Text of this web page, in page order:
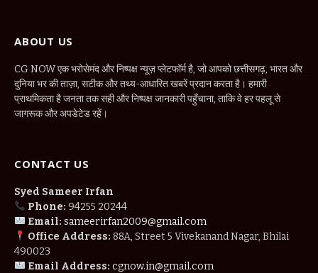
ABOUT US
CG NOW एक भरोसेमंद और निष्पक्ष न्यूज़ प्लेटफॉर्म है, जो आपको छत्तीसगढ़, भारत और
दुनिया भर की ताज़ा, सटीक और तथ्य-आधारित खबरें प्रदान करता है। हमारी
प्राथमिकता है जनता तक सही और निष्पक्ष जानकारी पहुँचाना, ताकि वे हर पहलू से
जागरूक और अपडेटेड रहें।
CONTACT US
Syed Sameer Irfan
Phone: 94255 20244
Email: sameerirfan2009@gmail.com
Office Address: 88A, Street 5 Vivekanand Nagar, Bhilai
490023
Email Address: cgnow.in@gmail.com